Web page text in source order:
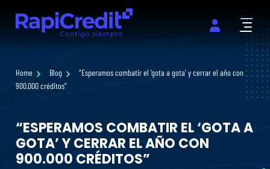
Abrir
“ESPERAMOS COMBATIR EL ‘GOTA A
GOTA’ Y CERRAR EL AÑO CON
900.000 CRÉDITOS”
Home Blog
“Esperamos combatir el ‘gota a gota’ y cerrar el año con
900.000 créditos”